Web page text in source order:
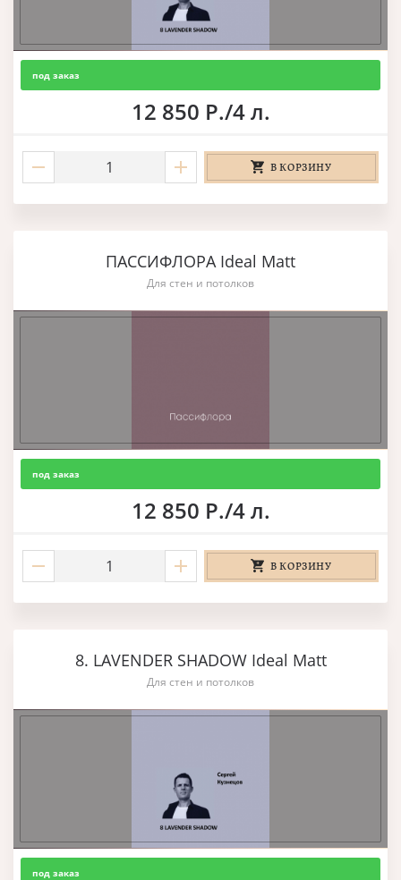
под заказ
12 850 Р./4 л.
В КОРЗИНУ
ПАССИФЛОРА Ideal Matt
Для стен и потолков
под заказ
12 850 Р./4 л.
В КОРЗИНУ
8. LAVENDER SHADOW Ideal Matt
Для стен и потолков
под заказ